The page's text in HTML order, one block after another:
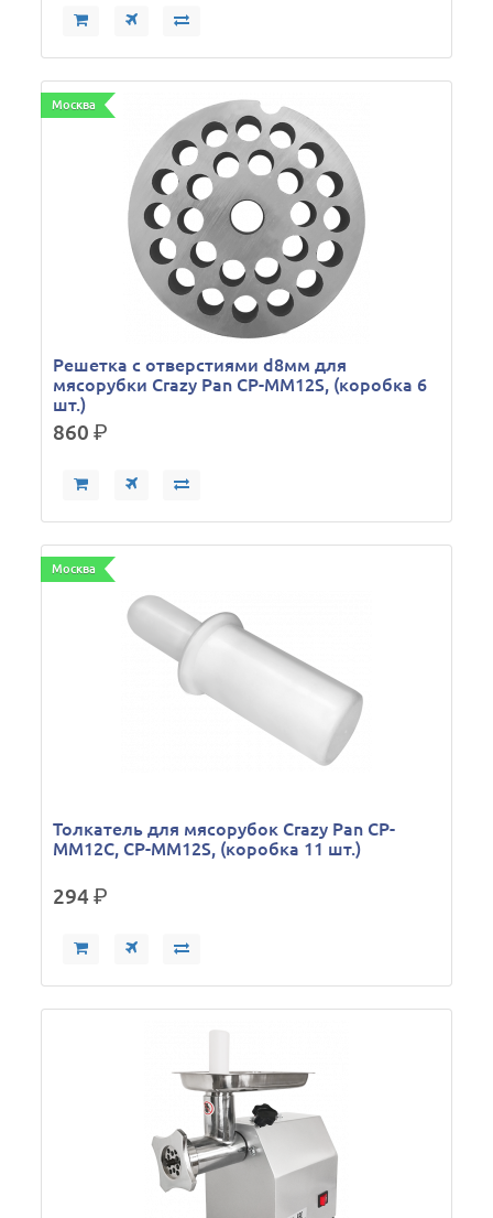
Москва
Решетка с отверстиями d8мм для
мясорубки Crazy Pan CP-MM12S, (коробка 6
шт.)
860р.
Москва
Толкатель для мясорубок Crazy Pan CP-
MM12C, CP-MM12S, (коробка 11 шт.)
294р.